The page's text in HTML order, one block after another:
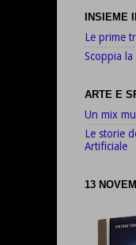
INSIEME
Le prime
Scoppia la
ARTE E
Un mix
Le storie
Artificiale
13